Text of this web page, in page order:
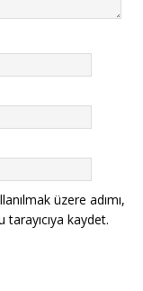
üzere adımı,
kaydet.